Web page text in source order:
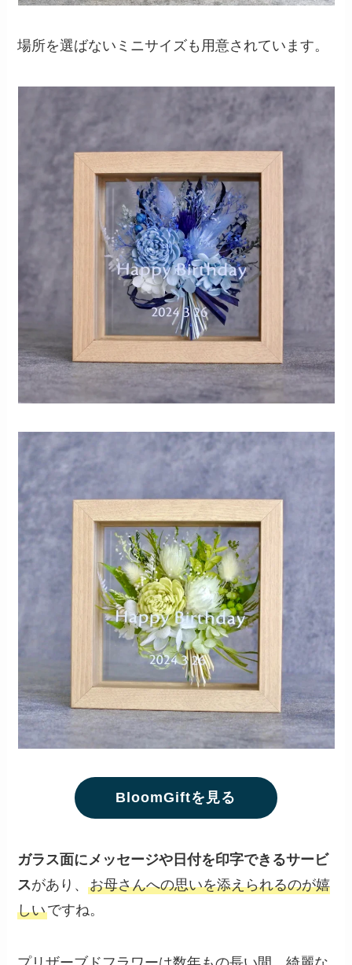
場所を選ばないミニサイズも用意されています。
BloomGiftを見る
ガラス面にメッセージや日付を印字できるサービ
スがあり、お母さんへの思いを添えられるのが嬉
しいですね。